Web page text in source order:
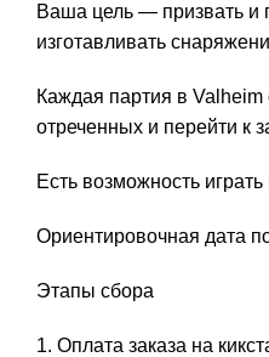
Ваша цель — призвать и
изготавливать
Каждая партия в Valheim
отреченных и перейти к
Есть возможность
Ориентировочная дата
Этапы сбора
Оплата заказа на